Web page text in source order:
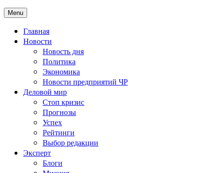
Menu
Главная
Новости
Новость дня
Политика
Экономика
Новости предприятий ЧР
Деловой мир
Стоп кризис
Прогнозы
Успех
Рейтинги
Выбор редакции
Эксперт
Блоги